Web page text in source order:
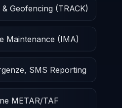
Geofencing (TRACK)
Maintenance (IMA)
SMS Reporting
METAR/TAF